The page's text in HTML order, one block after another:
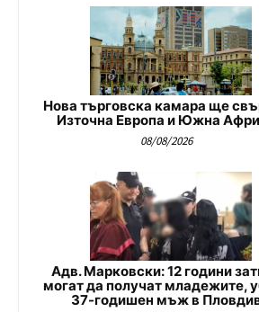
Нова търговска камара ще
Източна Европа и Южна
08/08/2026
Адв. Марковски: 12 години
могат да получат младежите,
37-годишен мъж в